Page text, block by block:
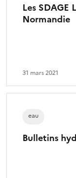
Les SDAGE
Normandie
31 mars 2021
Bulletins
eau